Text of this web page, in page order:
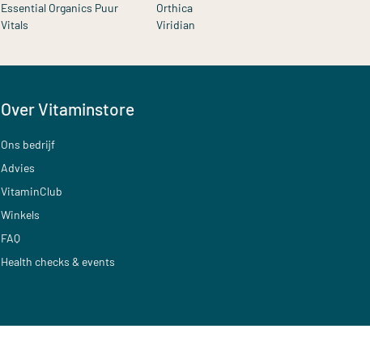
Essential Organics Puur
Orthica
Vitals
Viridian
Over Vitaminstore
Ons bedrijf
Advies
VitaminClub
Winkels
FAQ
Health checks & events